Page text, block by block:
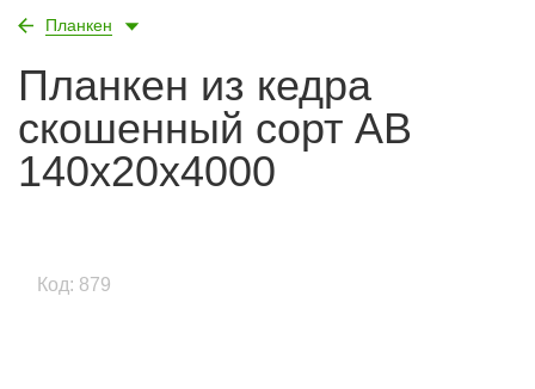
Планкен
Планкен из кедра
скошенный сорт АВ
140x20x4000
Код: 879